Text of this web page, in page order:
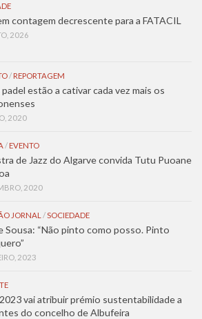
contagem decrescente para a FATACIL
2026
/ REPORTAGEM
estão a cativar cada vez mais os
2020
/ EVENTO
de Jazz do Algarve convida Tutu Puoane
2020
JORNAL /SOCIEDADE
Sousa: “Não pinto como posso. Pinto
2023
vai atribuir prémio sustentabilidade a
do concelho de Albufeira